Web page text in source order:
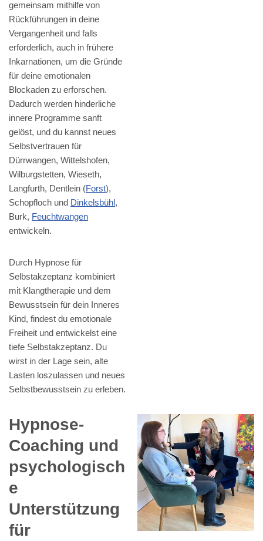
gemeinsam mithilfe von
Rückführungen in deine
Vergangenheit und falls
erforderlich, auch in frühere
Inkarnationen, um die Gründe
für deine emotionalen
Blockaden zu erforschen.
Dadurch werden hinderliche
innere Programme sanft
gelöst, und du kannst neues
Selbstvertrauen für
Dürrwangen, Wittelshofen,
Wilburgstetten, Wieseth,
Langfurth, Dentlein (Forst),
Schopfloch und Dinkelsbühl,
Burk, Feuchtwangen
entwickeln.
Durch Hypnose für
Selbstakzeptanz kombiniert
mit Klangtherapie und dem
Bewusstsein für dein Inneres
Kind, findest du emotionale
Freiheit und entwickelst eine
tiefe Selbstakzeptanz. Du
wirst in der Lage sein, alte
Lasten loszulassen und neues
Selbstbewusstsein zu erleben.
Hypnose-
Coaching und
psychologisch
e
Unterstützung
für